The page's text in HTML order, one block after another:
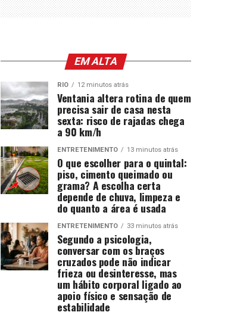
EM ALTA
RIO 12 minutos atrás
Ventania altera rotina de quem
precisa sair de casa nesta
sexta: risco de rajadas chega
a 90 km/h
ENTRETENIMENTO 13 minutos atrás
O que escolher para o quintal:
piso, cimento queimado ou
grama? A escolha certa
depende de chuva, limpeza e
do quanto a área é usada
ENTRETENIMENTO 33 minutos atrás
Segundo a psicologia,
conversar com os braços
cruzados pode não indicar
frieza ou desinteresse, mas
um hábito corporal ligado ao
apoio físico e sensação de
estabilidade